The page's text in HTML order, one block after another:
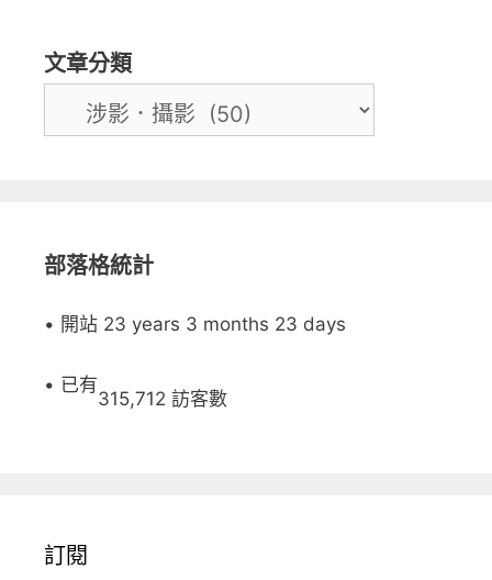
文章分類
部落格統計
• 開站 23 years 3 months 23 days
• 已有
315,712 訪客數
訂閱